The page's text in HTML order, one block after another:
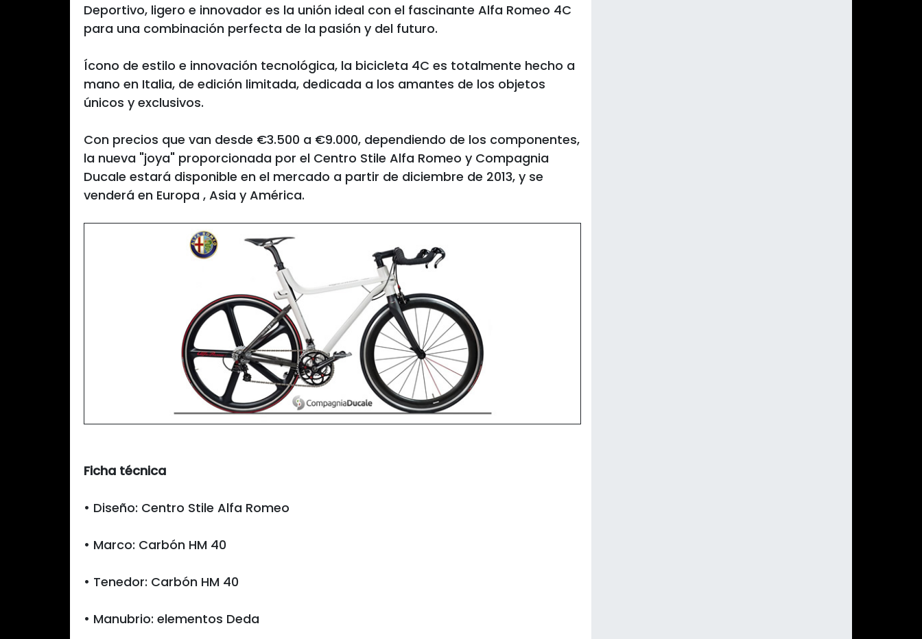
Deportivo, ligero e innovador es la unión ideal con el fascinante Alfa Romeo 4C
para una combinación perfecta de la pasión y del futuro.
Ícono de estilo e innovación tecnológica, la bicicleta 4C es totalmente hecho a
mano en Italia, de edición limitada, dedicada a los amantes de los objetos
únicos y exclusivos.
Con precios que van desde €3.500 a €9.000, dependiendo de los componentes,
la nueva "joya" proporcionada por el Centro Stile Alfa Romeo y Compagnia
Ducale estará disponible en el mercado a partir de diciembre de 2013, y se
venderá en Europa , Asia y América.
Ficha técnica
• Diseño: Centro Stile Alfa Romeo
• Marco: Carbón HM 40
• Tenedor: Carbón HM 40
• Manubrio: elementos Deda